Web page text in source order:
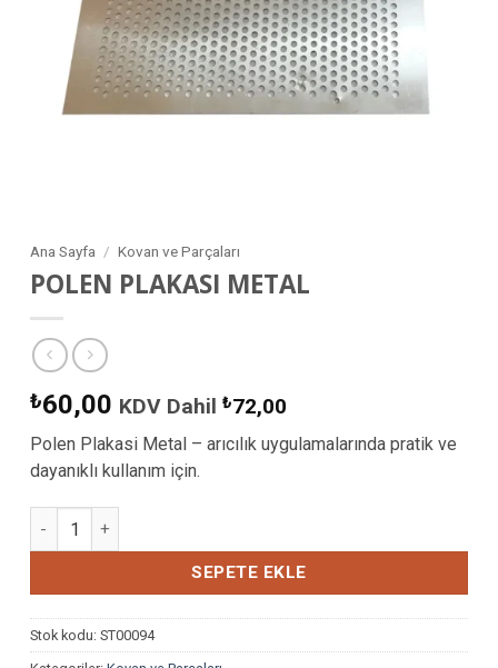
Ana Sayfa / Kovan ve Parçaları
POLEN PLAKASI METAL
₺60,00 KDV Dahil ₺72,00
Polen Plakasi Metal – arıcılık uygulamalarında pratik ve
dayanıklı kullanım için.
SEPETE EKLE
Stok kodu: ST00094